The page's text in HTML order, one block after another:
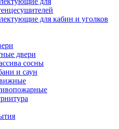
для кабин и уголков
двери
сосны
и саун